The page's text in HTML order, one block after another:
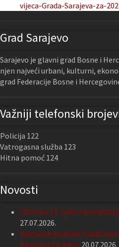
vijeca-Grada-Sarajeva-za-
Grad Sarajevo
Sarajevo je glavni grad Bosne i
njen najveći urbani, kulturni,
grad Federacije Bosne i
Važniji telefonski
Policija 122
Vatrogasna služba 123
Hitna pomoć 124
Novosti
Održana 13. sjednica
27.07.2026.
Nastavak podrške Grada
Kantona Sarajevo 20.07.2026.